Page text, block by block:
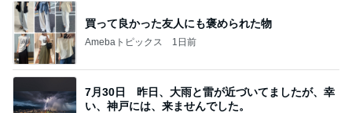
買って良かった友人にも褒められた物
Amebaトピックス 1日前
7月30日 昨日、大雨と雷が近づいてましたが、幸
い、神戸には、来ませんでした。